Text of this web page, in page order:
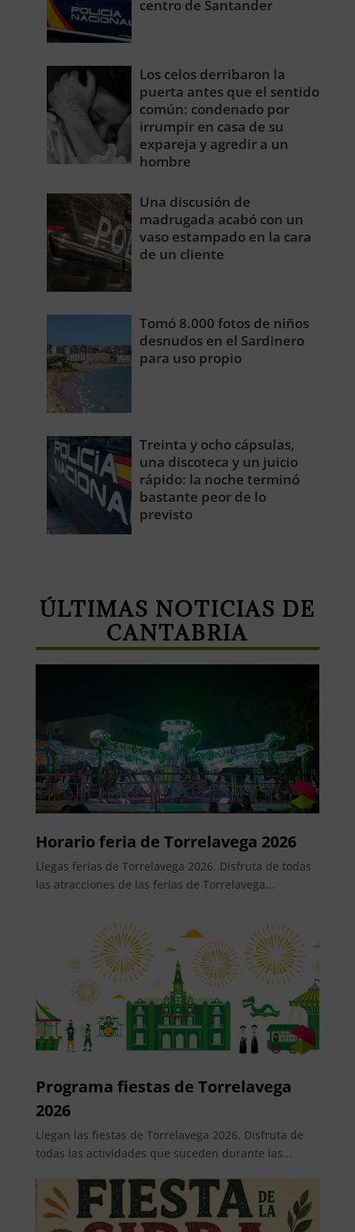
centro de Santander
Los celos derribaron la
puerta antes que el sentido
común: condenado por
irrumpir en casa de su
expareja y agredir a un
hombre
Una discusión de
madrugada acabó con un
vaso estampado en la cara
de un cliente
Tomó 8.000 fotos de niños
desnudos en el Sardinero
para uso propio
Treinta y ocho cápsulas,
una discoteca y un juicio
rápido: la noche terminó
bastante peor de lo
previsto
ÚLTIMAS NOTICIAS DE
CANTABRIA
Horario feria de Torrelavega 2026
Llegas ferias de Torrelavega 2026. Disfruta de todas
las atracciones de las ferias de Torrelavega...
Programa fiestas de Torrelavega
2026
Llegan las fiestas de Torrelavega 2026. Disfruta de
todas las actividades que suceden durante las...